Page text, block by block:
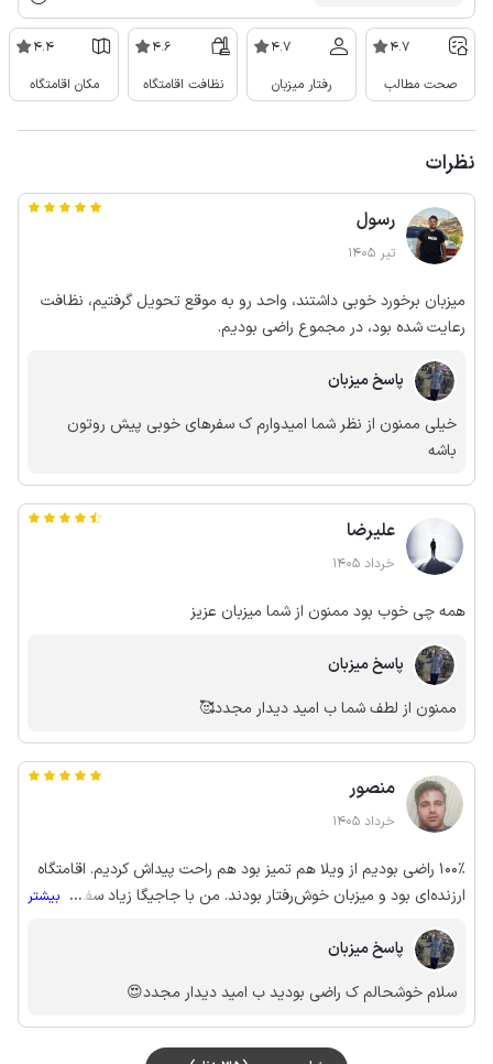
4.7
صحت مطالب
4.7
رفتار میزبان
4.6
نظافت اقامتگاه
4.4
مکان اقامتگاه
نظرات
رسول
تیر 1405
میزبان برخورد خوبی داشتند، واحد رو به موقع تحویل گرفتیم، نظافت
رعایت شده بود، در مجموع راضی بودیم.
پاسخ میزبان
خیلی ممنون از نظر شما امیدوارم ک سفرهای خوبی پیش روتون
باشه
علیرضا
خرداد 1405
همه چی خوب بود ممنون از شما میزبان عزیز
پاسخ میزبان
ممنون از لطف شما ب امید دیدار مجدد🥰
منصور
خرداد 1405
100٪ راضی بودیم از ویلا هم تمیز بود هم راحت پیداش کردیم. اقامتگاه
ارزنده‌ای بود و میزبان خوش‌رفتار بودند. من با جاجیگا زیاد سفر رفتم، از
... بیشتر
پاسخ میزبان
سلام خوشحالم ک راضی بودید ب امید دیدار مجدد😍